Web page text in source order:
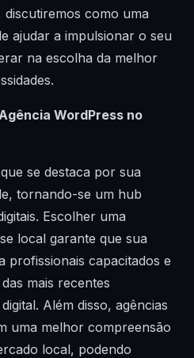
como uma
ajudar a impulsionar o seu
na escolha da melhor
WordPress no
se destaca por sua
tornando-se um hub
Escolher uma
local garante que sua
profissionais capacitados e
mais recentes
Além disso, agências
uma melhor compreensão
local, podendo